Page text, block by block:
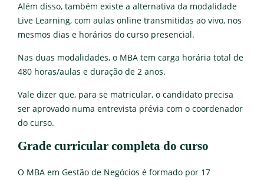
Além disso, também existe a alternativa da modalidade
Live Learning, com aulas online transmitidas ao vivo, nos
mesmos dias e horários do curso presencial.
Nas duas modalidades, o MBA tem carga horária total de
480 horas/aulas e duração de 2 anos.
Vale dizer que, para se matricular, o candidato precisa
ser aprovado numa entrevista prévia com o coordenador
do curso.
Grade curricular completa do curso
O MBA em Gestão de Negócios é formado por 17